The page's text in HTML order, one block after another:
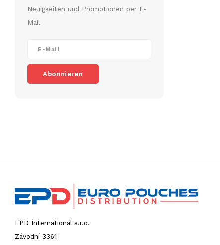
Neuigkeiten und Promotionen per E-
Mail
Abonnieren
EPD International s.r.o.
Závodní 3361